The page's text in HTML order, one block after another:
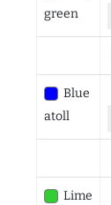
green
Blue
atoll
Lime